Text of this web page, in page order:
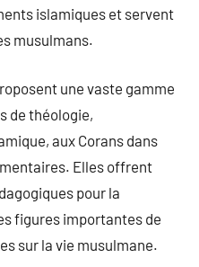
islamiques et servent
musulmans.
une vaste gamme
de théologie,
aux Corans dans
Elles offrent
pour la
figures importantes de
sur la vie musulmane.